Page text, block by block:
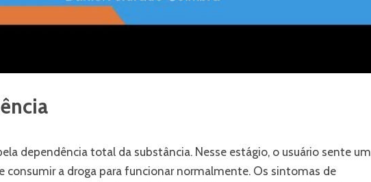
dependência total da substância. Nesse estágio, o usuário sente
consumir a droga para funcionar normalmente. Os sintomas de